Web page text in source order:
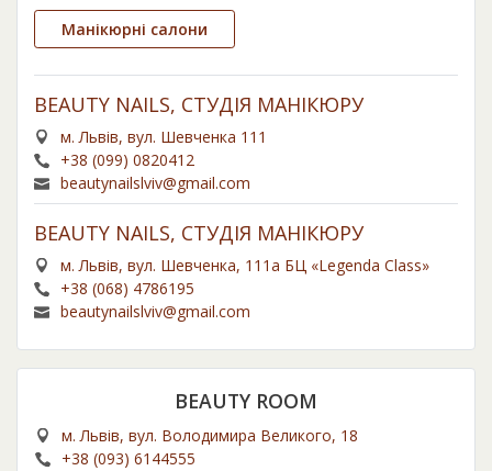
Манікюрні салони
BEAUTY NAILS, СТУДІЯ МАНІКЮРУ
м. Львів, вул. Шевченка 111
+38 (099) 0820412
beautynailslviv@gmail.com
BEAUTY NAILS, СТУДІЯ МАНІКЮРУ
м. Львів, вул. Шевченка, 111а БЦ «Legenda Class»
+38 (068) 4786195
beautynailslviv@gmail.com
BEAUTY ROOM
м. Львів, вул. Володимира Великого, 18
+38 (093) 6144555